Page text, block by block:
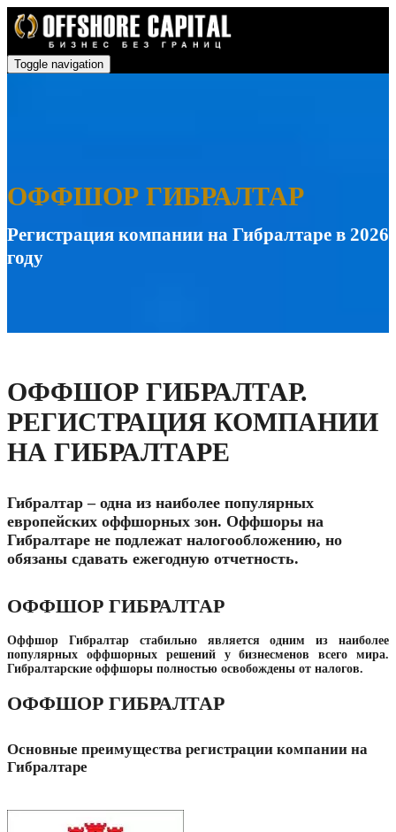
Toggle navigation
ОФФШОР ГИБРАЛТАР
Регистрация компании на Гибралтаре в 2026
году
ОФФШОР ГИБРАЛТАР.
РЕГИСТРАЦИЯ КОМПАНИИ
НА ГИБРАЛТАРЕ
Гибралтар – одна из наиболее популярных
европейских оффшорных зон. Оффшоры на
Гибралтаре не подлежат налогообложению, но
обязаны сдавать ежегодную отчетность.
ОФФШОР ГИБРАЛТАР
Оффшор Гибралтар стабильно является одним из наиболее
популярных оффшорных решений у бизнесменов всего мира.
Гибралтарские оффшоры полностью освобождены от налогов.
ОФФШОР ГИБРАЛТАР
Основные преимущества регистрации компании на
Гибралтаре